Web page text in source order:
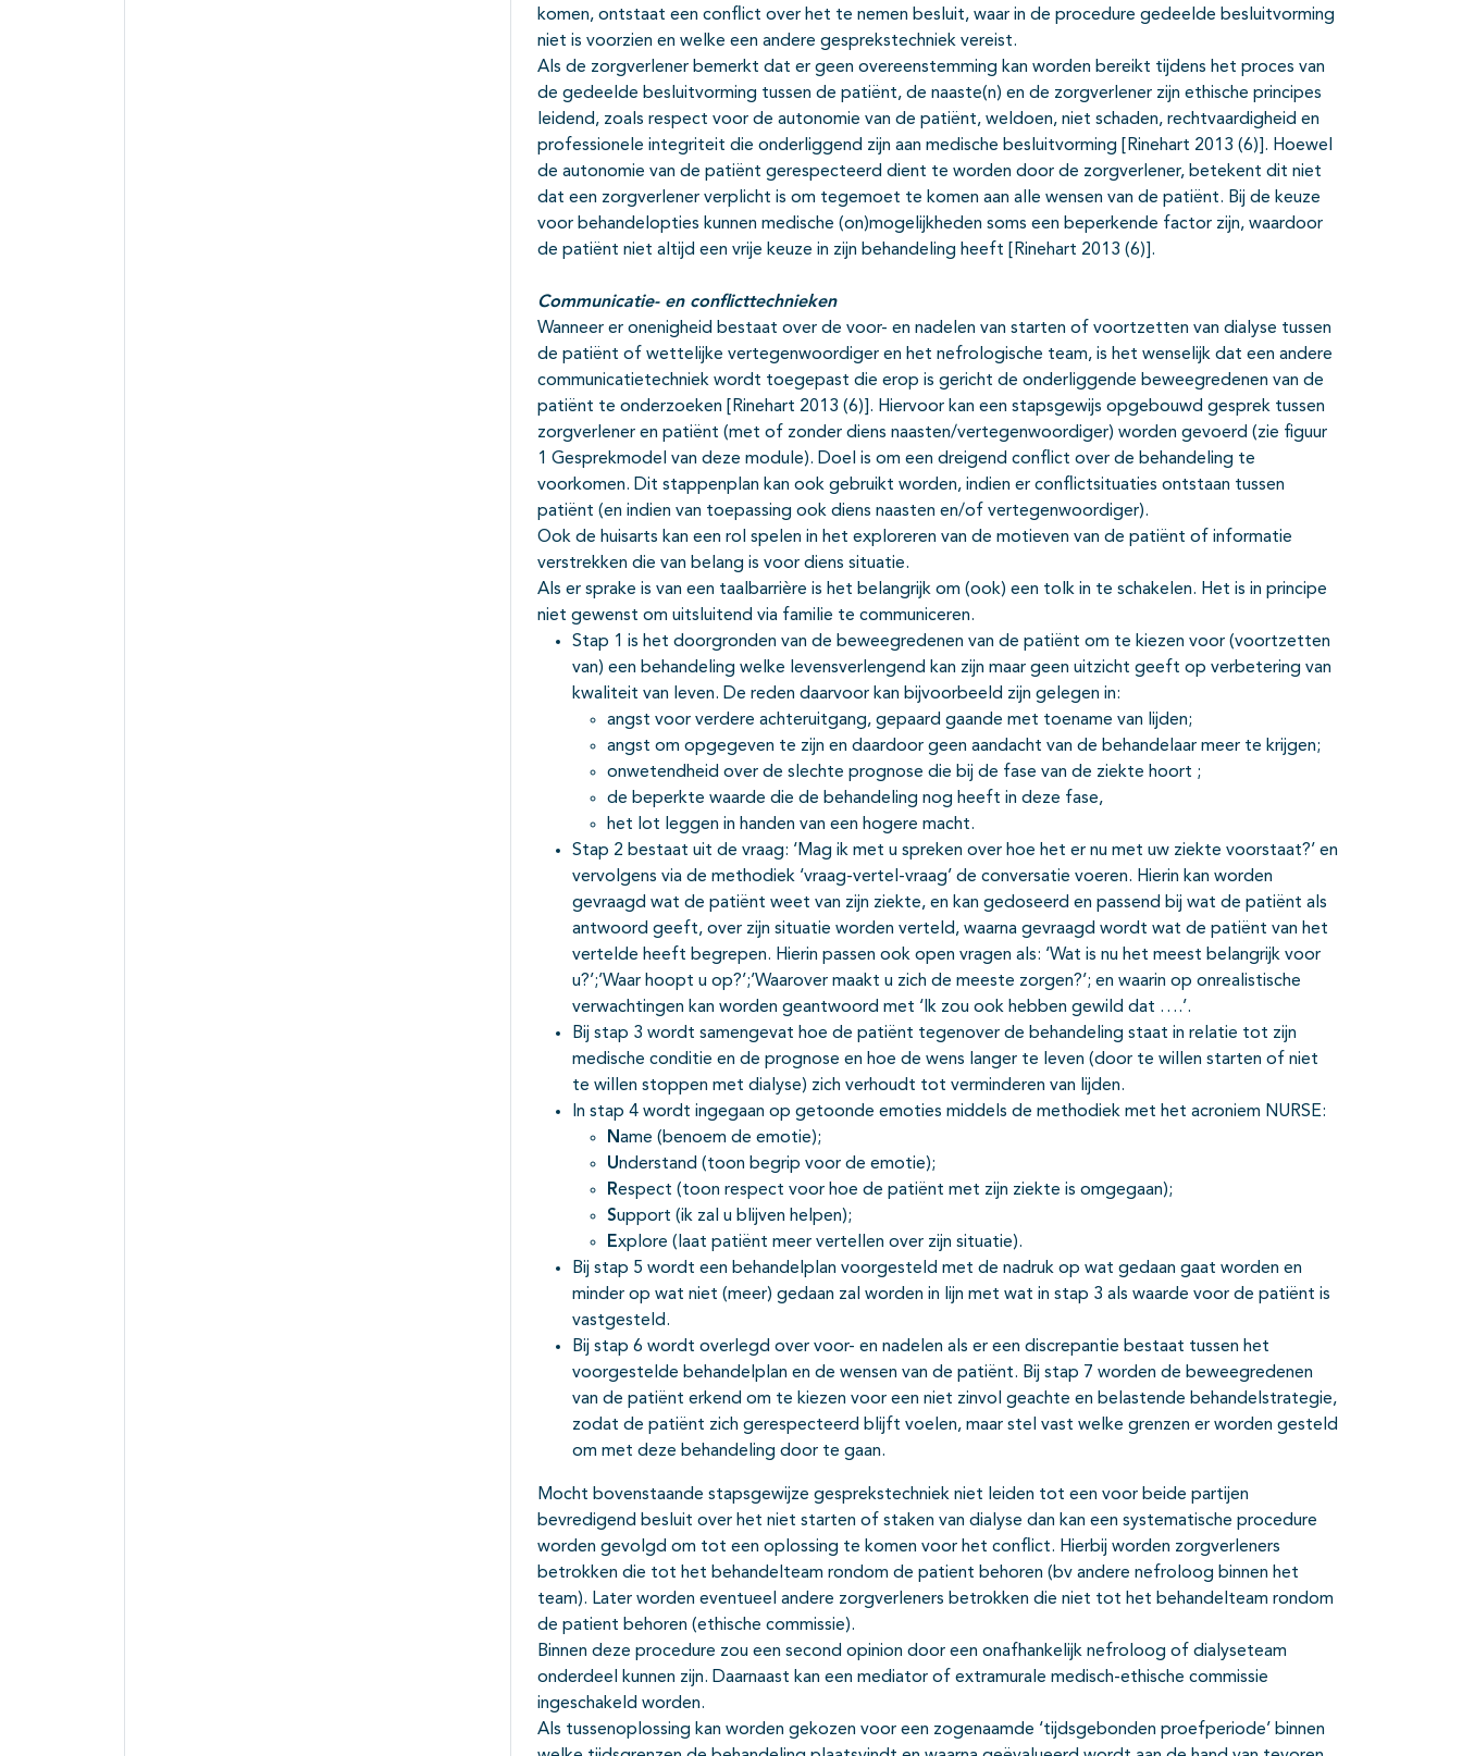
komen, ontstaat een conflict over het te nemen besluit, waar in de procedure gedeelde besluitvorming
niet is voorzien en welke een andere gesprekstechniek vereist.
Als de zorgverlener bemerkt dat er geen overeenstemming kan worden bereikt tijdens het proces van
de gedeelde besluitvorming tussen de patiënt, de naaste(n) en de zorgverlener zijn ethische principes
leidend, zoals respect voor de autonomie van de patiënt, weldoen, niet schaden, rechtvaardigheid en
professionele integriteit die onderliggend zijn aan medische besluitvorming [Rinehart 2013 (6)]. Hoewel
de autonomie van de patiënt gerespecteerd dient te worden door de zorgverlener, betekent dit niet
dat een zorgverlener verplicht is om tegemoet te komen aan alle wensen van de patiënt. Bij de keuze
voor behandelopties kunnen medische (on)mogelijkheden soms een beperkende factor zijn, waardoor
de patiënt niet altijd een vrije keuze in zijn behandeling heeft [Rinehart 2013 (6)].
Communicatie- en conflicttechnieken
Wanneer er onenigheid bestaat over de voor- en nadelen van starten of voortzetten van dialyse tussen
de patiënt of wettelijke vertegenwoordiger en het nefrologische team, is het wenselijk dat een andere
communicatietechniek wordt toegepast die erop is gericht de onderliggende beweegredenen van de
patiënt te onderzoeken [Rinehart 2013 (6)]. Hiervoor kan een stapsgewijs opgebouwd gesprek tussen
zorgverlener en patiënt (met of zonder diens naasten/vertegenwoordiger) worden gevoerd (zie figuur
1 Gesprekmodel van deze module). Doel is om een dreigend conflict over de behandeling te
voorkomen. Dit stappenplan kan ook gebruikt worden, indien er conflictsituaties ontstaan tussen
patiënt (en indien van toepassing ook diens naasten en/of vertegenwoordiger).
Ook de huisarts kan een rol spelen in het exploreren van de motieven van de patiënt of informatie
verstrekken die van belang is voor diens situatie.
Als er sprake is van een taalbarrière is het belangrijk om (ook) een tolk in te schakelen. Het is in principe
niet gewenst om uitsluitend via familie te communiceren.
Stap 1 is het doorgronden van de beweegredenen van de patiënt om te kiezen voor (voortzetten
van) een behandeling welke levensverlengend kan zijn maar geen uitzicht geeft op verbetering van
kwaliteit van leven. De reden daarvoor kan bijvoorbeeld zijn gelegen in:
angst voor verdere achteruitgang, gepaard gaande met toename van lijden;
angst om opgegeven te zijn en daardoor geen aandacht van de behandelaar meer te krijgen;
onwetendheid over de slechte prognose die bij de fase van de ziekte hoort ;
de beperkte waarde die de behandeling nog heeft in deze fase,
het lot leggen in handen van een hogere macht.
Stap 2 bestaat uit de vraag: ‘Mag ik met u spreken over hoe het er nu met uw ziekte voorstaat?’ en
vervolgens via de methodiek ‘vraag-vertel-vraag’ de conversatie voeren. Hierin kan worden
gevraagd wat de patiënt weet van zijn ziekte, en kan gedoseerd en passend bij wat de patiënt als
antwoord geeft, over zijn situatie worden verteld, waarna gevraagd wordt wat de patiënt van het
vertelde heeft begrepen. Hierin passen ook open vragen als: ‘Wat is nu het meest belangrijk voor
u?’;’Waar hoopt u op?’;’Waarover maakt u zich de meeste zorgen?’; en waarin op onrealistische
verwachtingen kan worden geantwoord met ‘Ik zou ook hebben gewild dat ….’.
Bij stap 3 wordt samengevat hoe de patiënt tegenover de behandeling staat in relatie tot zijn
medische conditie en de prognose en hoe de wens langer te leven (door te willen starten of niet
te willen stoppen met dialyse) zich verhoudt tot verminderen van lijden.
In stap 4 wordt ingegaan op getoonde emoties middels de methodiek met het acroniem NURSE:
Name (benoem de emotie);
Understand (toon begrip voor de emotie);
Respect (toon respect voor hoe de patiënt met zijn ziekte is omgegaan);
Support (ik zal u blijven helpen);
Explore (laat patiënt meer vertellen over zijn situatie).
Bij stap 5 wordt een behandelplan voorgesteld met de nadruk op wat gedaan gaat worden en
minder op wat niet (meer) gedaan zal worden in lijn met wat in stap 3 als waarde voor de patiënt is
vastgesteld.
Bij stap 6 wordt overlegd over voor- en nadelen als er een discrepantie bestaat tussen het
voorgestelde behandelplan en de wensen van de patiënt. Bij stap 7 worden de beweegredenen
van de patiënt erkend om te kiezen voor een niet zinvol geachte en belastende behandelstrategie,
zodat de patiënt zich gerespecteerd blijft voelen, maar stel vast welke grenzen er worden gesteld
om met deze behandeling door te gaan.
Mocht bovenstaande stapsgewijze gesprekstechniek niet leiden tot een voor beide partijen
bevredigend besluit over het niet starten of staken van dialyse dan kan een systematische procedure
worden gevolgd om tot een oplossing te komen voor het conflict. Hierbij worden zorgverleners
betrokken die tot het behandelteam rondom de patient behoren (bv andere nefroloog binnen het
team). Later worden eventueel andere zorgverleners betrokken die niet tot het behandelteam rondom
de patient behoren (ethische commissie).
Binnen deze procedure zou een second opinion door een onafhankelijk nefroloog of dialyseteam
onderdeel kunnen zijn. Daarnaast kan een mediator of extramurale medisch-ethische commissie
ingeschakeld worden.
Als tussenoplossing kan worden gekozen voor een zogenaamde ‘tijdsgebonden proefperiode’ binnen